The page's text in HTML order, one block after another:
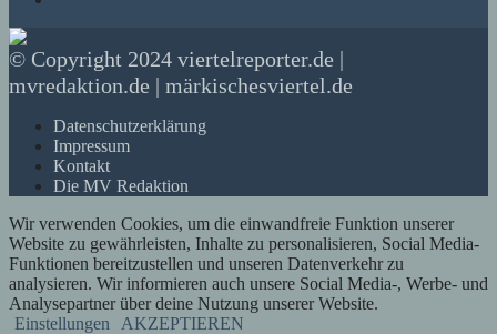
© Copyright 2024 viertelreporter.de |
mvredaktion.de | märkischesviertel.de
Datenschutzerklärung
Impressum
Kontakt
Die MV Redaktion
Wir verwenden Cookies, um die einwandfreie Funktion unserer
Website zu gewährleisten, Inhalte zu personalisieren, Social Media-
Funktionen bereitzustellen und unseren Datenverkehr zu
analysieren. Wir informieren auch unsere Social Media-, Werbe- und
Analysepartner über deine Nutzung unserer Website.
Einstellungen
AKZEPTIEREN